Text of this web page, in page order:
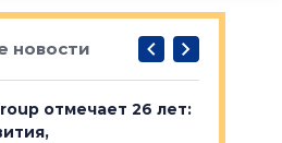
новости
отмечает 26 лет: